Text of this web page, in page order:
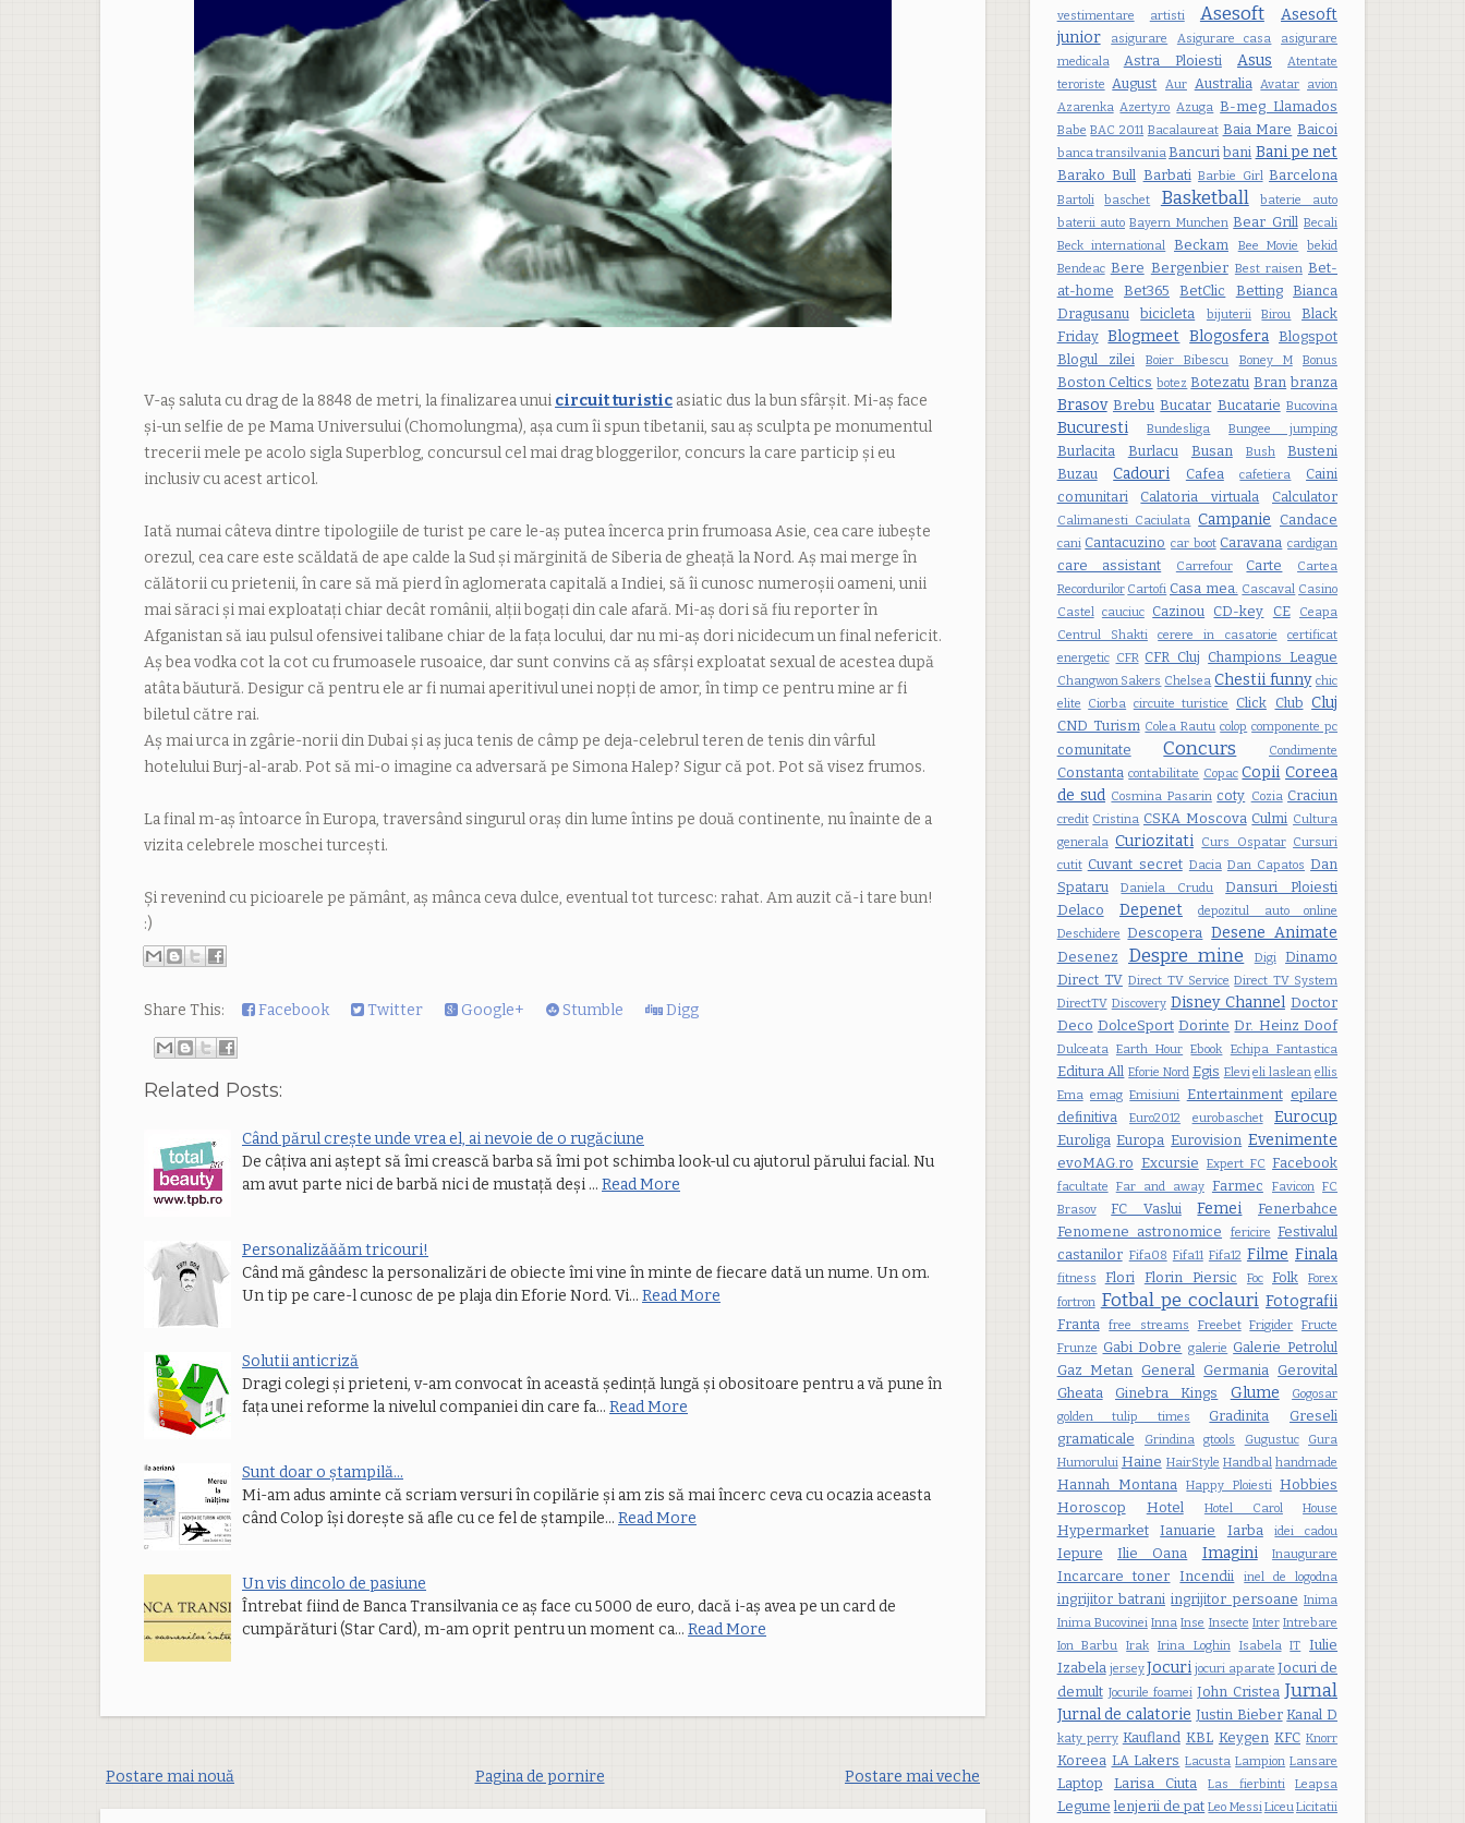
V-aș saluta cu drag de la 8848 de metri, la finalizarea unui circuit turistic asiatic dus la bun sfârșit. Mi-aș face
și-un selfie de pe Mama Universului (Chomolungma), așa cum îi spun tibetanii, sau aș sculpta pe monumentul
trecerii mele pe acolo sigla Superblog, concursul cel mai drag bloggerilor, concurs la care particip și eu
inclusiv cu acest articol.
Iată numai câteva dintre tipologiile de turist pe care le-aș putea încerca prin frumoasa Asie, cea care iubește
orezul, cea care este scăldată de ape calde la Sud și mărginită de Siberia de gheață la Nord. Aș mai merge în
călătorii cu prietenii, în care să mă pierd în aglomerata capitală a Indiei, să îi cunosc numeroșii oameni, unii
mai săraci și mai exploatați chiar decât românii, alții bogați din cale afară. Mi-aș dori să fiu reporter în
Afganistan să iau pulsul ofensivei talibane chiar de la fața locului, dar nu mi-aș dori nicidecum un final nefericit.
Aș bea vodka cot la cot cu frumoasele rusoaice, dar sunt convins că aș sfârși exploatat sexual de acestea după
atâta băutură. Desigur că pentru ele ar fi numai aperitivul unei nopți de amor, în timp ce pentru mine ar fi
biletul către rai.
Aș mai urca in zgârie-norii din Dubai și aș juca tenis de câmp pe deja-celebrul teren de tenis din vârful
hotelului Burj-al-arab. Pot să mi-o imagine ca adversară pe Simona Halep? Sigur că pot. Pot să visez frumos.
La final m-aș întoarce în Europa, traversând singurul oraș din lume întins pe două continente, nu înainte de a
vizita celebrele moschei turcești.
Și revenind cu picioarele pe pământ, aș mânca ceva dulce, eventual tot turcesc: rahat. Am auzit că-i tare bun!
:)
Share This: Facebook Twitter Google+ Stumble Digg
Related Posts:
Când părul crește unde vrea el, ai nevoie de o rugăciune
De câțiva ani aștept să îmi crească barba să îmi pot schimba look-ul cu ajutorul părului facial. Nu
am avut parte nici de barbă nici de mustață deși … Read More
Personalizăăăm tricouri!
Când mă gândesc la personalizări de obiecte îmi vine în minte de fiecare dată un nume. Un om.
Un tip pe care-l cunosc de pe plaja din Eforie Nord. Vi… Read More
Solutii anticriză
Dragi colegi și prieteni, v-am convocat în această ședință lungă și obositoare pentru a vă pune în
fața unei reforme la nivelul companiei din care fa… Read More
Sunt doar o ștampilă...
Mi-am adus aminte că scriam versuri în copilărie și am zis să mai încerc ceva cu ocazia aceasta
când Colop își dorește să afle cu ce fel de ștampile… Read More
Un vis dincolo de pasiune
Întrebat fiind de Banca Transilvania ce aș face cu 5000 de euro, dacă i-aș avea pe un card de
cumpărături (Star Card), m-am oprit pentru un moment ca… Read More
Postare mai nouă Postare mai veche
Pagina de pornire
vestimentare
artisti Asesoft
Asesoft
junior
asigurare Asigurare casa
asigurare
medicala
Astra Ploiesti Asus
Atentate
teroriste
August Aur Australia Avatar
avion
Azarenka Azerty.ro Azuga B-meg Llamados
Babe BAC 2011 Bacalaureat Baia Mare Baicoi
banca transilvaniaBancuri bani Bani pe net
Barako Bull Barbati Barbie Girl Barcelona
Bartoli baschet Basketball
baterie auto
baterii auto Bayern Munchen Bear Grill Becali
Beck international
Beckam Bee Movie
bekid
Bendeac Bere Bergenbier Best raisen Bet-
at-home
Bet365 BetClic Betting
Bianca
Dragusanu
bicicleta bijuterii Birou
Black
Friday Blogmeet Blogosfera Blogspot
Blogul zilei
Boier Bibescu Boney M Bonus
Boston Celtics botez Botezatu Bran branza
Brasov Brebu Bucatar Bucatarie Bucovina
Bucuresti Bundesliga Bungee jumping
Burlacita Burlacu Busan Bush
Busteni
Buzau
Cadouri Cafea cafetiera
Caini
comunitari
Calatoria virtuala Calculator
Calimanesti Caciulata Campanie Candace
cani Cantacuzino car boot Caravana cardigan
care assistant Carrefour Carte
Cartea
Recordurilor Cartofi Casa mea. Cascaval Casino
Castel cauciuc Cazinou CD-key CE
Ceapa
Centrul Shakti
cerere in casatorie
certificat
energetic CFR CFR Cluj Champions League
Changwon Sakers Chelsea Chestii funny chic
elite
Ciorba circuite turistice Click Club Cluj
CND Turism Colea Rautu colop componente pc
comunitate Concurs Condimente
Constanta contabilitate Copac Copii Coreea
de sud Cosmina Pasarin coty Cozia Craciun
credit Cristina CSKA Moscova Culmi Cultura
generala Curiozitati Curs Ospatar Cursuri
cutit Cuvant secret Dacia Dan Capatos Dan
Spataru
Daniela Crudu
Dansuri Ploiesti
Delaco
Depenet
depozitul auto online
Deschidere Descopera Desene Animate
Desenez Despre mine Digi
Dinamo
Direct TV Direct TV Service Direct TV System
DirectTV Discovery Disney Channel Doctor
Deco DolceSport Dorinte Dr. Heinz Doof
Dulceata Earth Hour Ebook Echipa Fantastica
Editura All Eforie Nord Egis Elevi eli laslean ellis
Ema emag Emisiuni Entertainment epilare
definitiva
Euro2012 eurobaschet Eurocup
Euroliga Europa Eurovision Evenimente
evoMAG.ro Excursie Expert FC Facebook
facultate Far and away Farmec Favicon FC
Brasov
FC Vaslui Femei
Fenerbahce
Fenomene astronomice
fericire Festivalul
castanilor Fifa08 Fifa11 Fifa12 Filme Finala
fitness Flori Florin Piersic Foc Folk
Forex
fortron Fotbal pe coclauri Fotografii
Franta free streams Freebet Frigider
Fructe
Frunze Gabi Dobre galerie Galerie Petrolul
Gaz Metan
General Germania
Gerovital
Gheata
Ginebra Kings Glume
Gogosar
golden tulip times
Gradinita
Greseli
gramaticale
Grindina gtools Gugustuc
Gura
Humorului Haine HairStyle Handbal handmade
Hannah Montana Happy Ploiesti Hobbies
Horoscop
Hotel Hotel Carol House
Hypermarket Ianuarie Iarba idei cadou
Iepure Ilie Oana Imagini Inaugurare
Incarcare toner Incendii inel de logodna
ingrijitor batrani ingrijitor persoane Inima
Inima Bucovinei Inna Inse Insecte Inter Intrebare
Ion Barbu
Irak Irina Loghin Isabela IT
Iulie
Izabela jerseyJocuri jocuri aparate Jocuri de
demult Jocurile foamei John Cristea Jurnal
Jurnal de calatorie Justin Bieber Kanal D
katy perry Kaufland KBL Keygen KFC Knorr
Koreea LA Lakers Lacusta Lampion Lansare
Laptop Larisa Ciuta Las fierbinti Leapsa
Legume lenjerii de pat Leo MessiLiceuLicitatii